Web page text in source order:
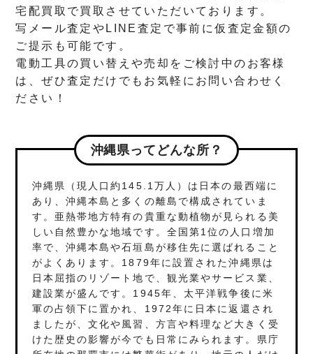
宅配買取で買取させていただいております。
写メール査定やLINE査定で事前に仮査定金額の
ご提示も可能です。
電動工具の買い替えや売却をご検討中のお客様
は、ぜひ査定だけでもお気軽にお問い合わせく
ださい！
沖縄県ってどんな所？
沖縄県（現人口約145.1万人）は日本の最西端に
あり、沖縄本島と多くの離島で構成されていま
す。亜熱帯地方特有の貴重な動植物が見られる美
しい自然豊かな地域です。全国第1位の人口増加
率で、沖縄本島や石垣島が移住先に選ばれること
がよくあります。1879年に設置された沖縄県は
日本屈指のリゾート地で、観光業やサービス業、
建設業が盛んです。1945年、太平洋戦争後に米
軍の占領下に置かれ、1972年に日本に返還され
ましたが、文化や風習、方言や料理など大きく受
けた歴史の影響が今でも日常にみられます。県庁